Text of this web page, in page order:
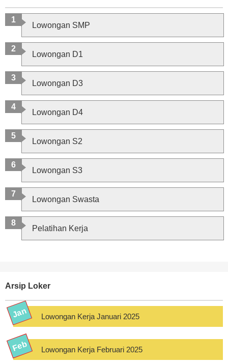
Lowongan SMP
Lowongan D1
Lowongan D3
Lowongan D4
Lowongan S2
Lowongan S3
Lowongan Swasta
Pelatihan Kerja
Arsip Loker
Lowongan Kerja Januari 2025
Lowongan Kerja Februari 2025